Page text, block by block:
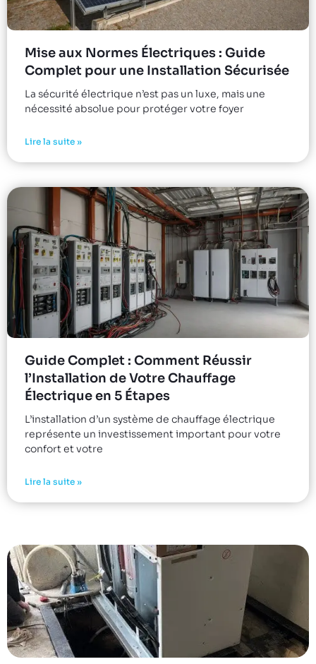
Mise aux Normes Électriques : Guide
Complet pour une Installation Sécurisée
La sécurité électrique n’est pas un luxe, mais une
nécessité absolue pour protéger votre foyer
Lire la suite »
Guide Complet : Comment Réussir
l’Installation de Votre Chauffage
Électrique en 5 Étapes
L’installation d’un système de chauffage électrique
représente un investissement important pour votre
confort et votre
Lire la suite »